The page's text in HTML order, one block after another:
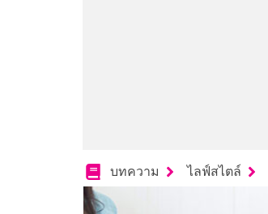
บทความ ไลฟ์สไตล์